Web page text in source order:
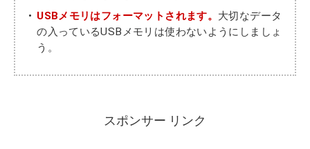
USBメモリはフォーマットされます。 大切なデータ
の入っているUSBメモリは使わないようにしましょ
う。
スポンサー リンク